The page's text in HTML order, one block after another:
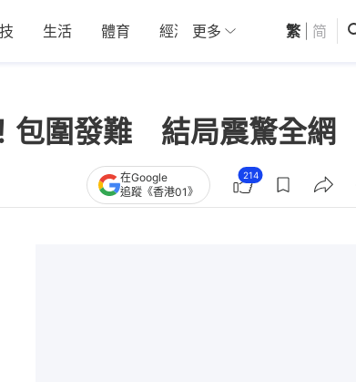
生活 體育 經濟 01深圳 觀點
更多 繁 简
包圍發難 結局震驚全網
在Google
追蹤《香港01》
214